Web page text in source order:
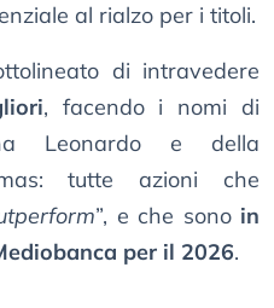
al rialzo per i titoli.
di intravedere
, facendo i nomi di
Leonardo e della
tutte azioni che
”, e che sono in
per il 2026.